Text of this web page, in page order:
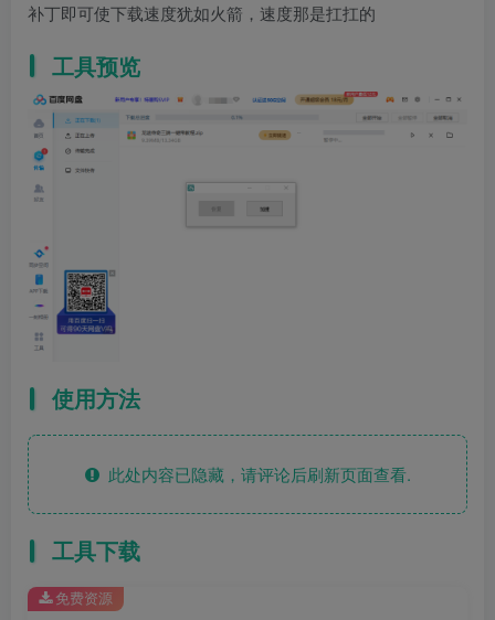
补丁即可使下载速度犹如火箭，速度那是扛扛的
工具预览
使用方法
此处内容已隐藏，请评论后刷新页面查看.
工具下载
免费资源